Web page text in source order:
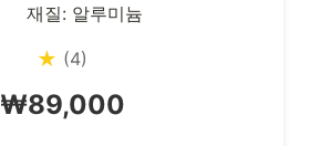
재질: 알루미늄
★ (4)
₩89,000